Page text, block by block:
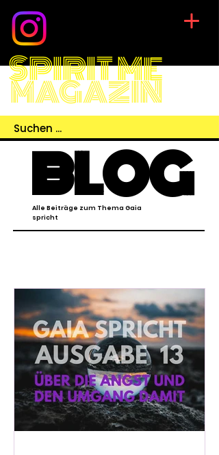
SPIRIT ME
MAGAZIN
BLOG
Alle Beiträge zum Thema Gaia
spricht